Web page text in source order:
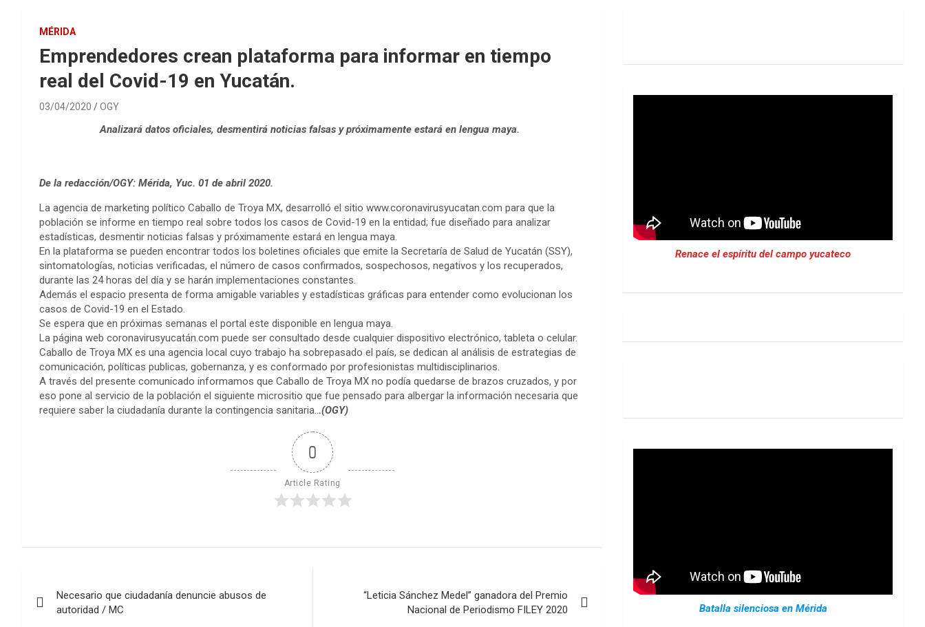
MÉRIDA
Emprendedores crean plataforma para informar en tiempo
real del Covid-19 en Yucatán.
03/04/2020 OGY
Analizará datos oficiales, desmentirá noticias falsas y próximamente estará en lengua maya.
De la redacción/OGY: Mérida, Yuc. 01 de abril 2020.
La agencia de marketing político Caballo de Troya MX, desarrolló el sitio www.coronavirusyucatan.com para que la
población se informe en tiempo real sobre todos los casos de Covid-19 en la entidad; fue diseñado para analizar
estadísticas, desmentir noticias falsas y próximamente estará en lengua maya.
En la plataforma se pueden encontrar todos los boletines oficiales que emite la Secretaría de Salud de Yucatán (SSY),
sintomatologías, noticias verificadas, el número de casos confirmados, sospechosos, negativos y los recuperados,
durante las 24 horas del día y se harán implementaciones constantes.
Además el espacio presenta de forma amigable variables y estadísticas gráficas para entender como evolucionan los
casos de Covid-19 en el Estado.
Se espera que en próximas semanas el portal este disponible en lengua maya.
La página web coronavirusyucatán.com puede ser consultado desde cualquier dispositivo electrónico, tableta o celular.
Caballo de Troya MX es una agencia local cuyo trabajo ha sobrepasado el país, se dedican al análisis de estrategias de
comunicación, políticas publicas, gobernanza, y es conformado por profesionistas multidisciplinarios.
A través del presente comunicado informamos que Caballo de Troya MX no podía quedarse de brazos cruzados, y por
eso pone al servicio de la población el siguiente micrositio que fue pensado para albergar la información necesaria que
requiere saber la ciudadanía durante la contingencia sanitaria.. .(OGY)
0
Article Rating
de
Necesario que ciudadanía denuncie abusos de
autoridad / MC
“Leticia Sánchez Medel” ganadora del Premio
Nacional de Periodismo FILEY 2020
Renace el espíritu del campo yucateco
Batalla silenciosa en Mérida